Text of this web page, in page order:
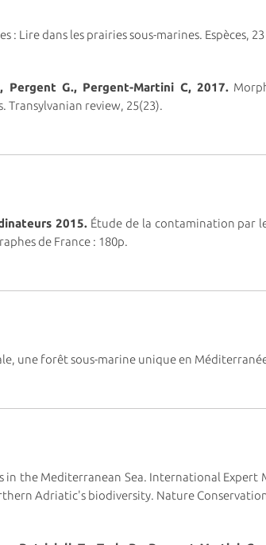
: Lire dans les prairies sous-marines. Espèces, 23
Pergent G., Pergent-Martini C, 2017.
Transylvanian review, 25(23).
2015.Étude de la contamination par
de France : 180p.
une forêt sous-marine unique en
in the Mediterranean Sea. International
Adriatic's biodiversity. Nature